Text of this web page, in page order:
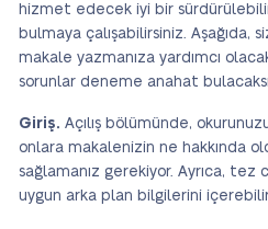
hizmet edecek iyi bir
bulmaya çalışabilirsiniz. Aşağıda,
makale yazmanıza yardımcı
sorunlar deneme anahat
Giriş. Açılış bölümünde,
onlara makalenizin ne hakkında
sağlamanız gerekiyor. Ayrıca, tez
uygun arka plan bilgilerini